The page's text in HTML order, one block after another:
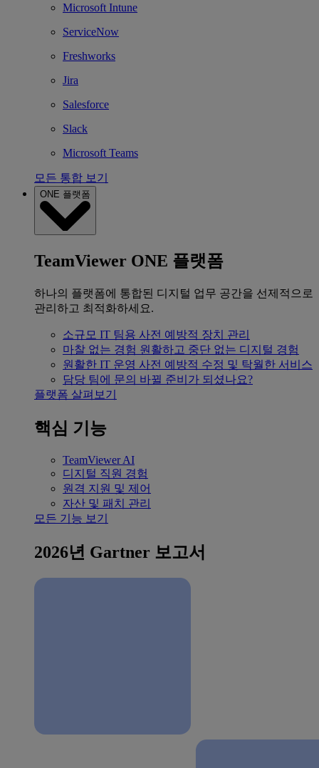
Microsoft Intune
ServiceNow
Freshworks
Jira
Salesforce
Slack
Microsoft Teams
모든 통합 보기
ONE 플랫폼
TeamViewer ONE 플랫폼
하나의 플랫폼에 통합된 디지털 업무 공간을 선제적으로
관리하고 최적화하세요.
소규모 IT 팀용 사전 예방적 장치 관리
마찰 없는 경험 원활하고 중단 없는 디지털 경험
원활한 IT 운영 사전 예방적 수정 및 탁월한 서비스
담당 팀에 문의 바뀔 준비가 되셨나요?
플랫폼 살펴보기
핵심 기능
TeamViewer AI
디지털 직원 경험
원격 지원 및 제어
자산 및 패치 관리
모든 기능 보기
2026년 Gartner 보고서